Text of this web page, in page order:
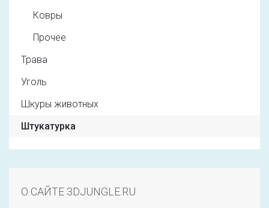
Ковры
Прочее
Трава
Уголь
Шкуры животных
Штукатурка
О САЙТЕ 3DJUNGLE.RU